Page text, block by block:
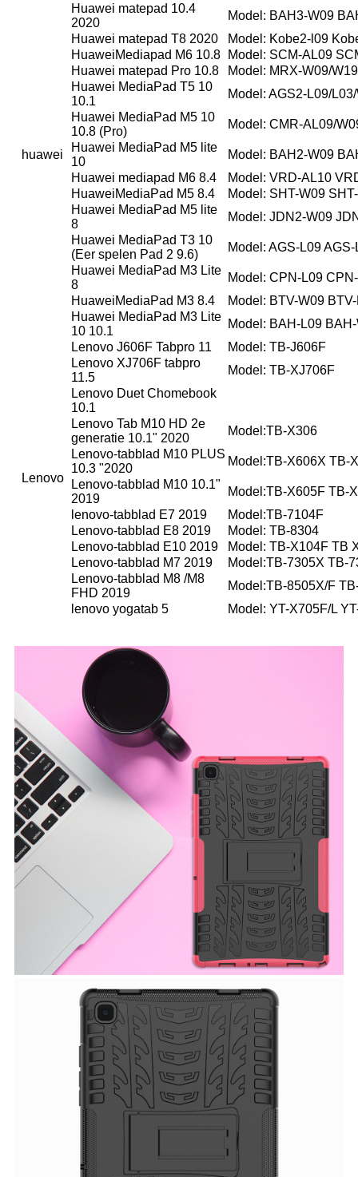
huawei
Huawei matepad 10.4
2020
Model: BAH3-W09
Huawei matepad T8 2020
Model: Kobe2-l09
HuaweiMediapad M6 10.8
Model: SCM-AL09
Huawei matepad Pro 10.8
Model: MRX-W09/
Huawei MediaPad T5 10
10.1
Model: AGS2-L09/
Huawei MediaPad M5 10
10.8 (Pro)
Model: CMR-AL09/
Huawei MediaPad M5 lite
10
Model: BAH2-W09
Huawei mediapad M6 8.4
Model: VRD-AL10
HuaweiMediaPad M5 8.4
Model: SHT-W09
Huawei MediaPad M5 lite
8
Model: JDN2-W09
Huawei MediaPad T3 10
(Eer spelen Pad 2 9.6)
Model: AGS-L09
Huawei MediaPad M3 Lite
8
Model: CPN-L09
HuaweiMediaPad M3 8.4
Model: BTV-W09
Huawei MediaPad M3 Lite
10 10.1
Model: BAH-L09
Lenovo
Lenovo J606F Tabpro 11
Model: TB-J606F
Lenovo XJ706F tabpro
11.5
Model: TB-XJ706F
Lenovo Duet Chomebook
10.1
Lenovo Tab M10 HD 2e
generatie 10.1" 2020
Model:TB-X306
Lenovo-tabblad M10 PLUS
10.3 "2020
Model:TB-X606X TB-
Lenovo-tabblad M10 10.1"
2019
Model:TB-X605F TB-
lenovo-tabblad E7 2019
Model:TB-7104F
Lenovo-tabblad E8 2019
Model: TB-8304
Lenovo-tabblad E10 2019
Model: TB-X104F TB
Lenovo-tabblad M7 2019
Model:TB-7305X TB-
Lenovo-tabblad M8 /M8
FHD 2019
Model:TB-8505X/F
lenovo yogatab 5
Model: YT-X705F/L